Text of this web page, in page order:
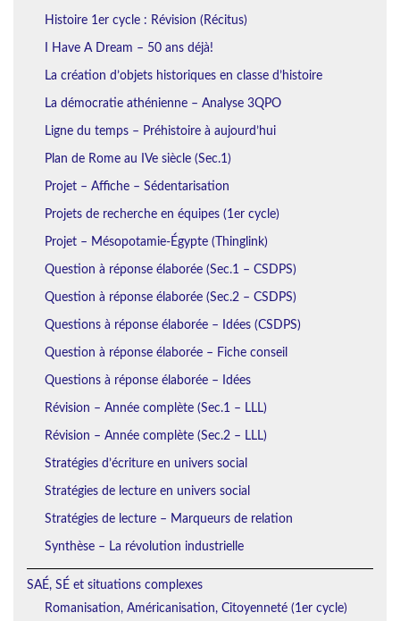
Histoire 1er cycle : Révision (Récitus)
I Have A Dream – 50 ans déjà!
La création d’objets historiques en classe d’histoire
La démocratie athénienne – Analyse 3QPO
Ligne du temps – Préhistoire à aujourd’hui
Plan de Rome au IVe siècle (Sec.1)
Projet – Affiche – Sédentarisation
Projets de recherche en équipes (1er cycle)
Projet – Mésopotamie-Égypte (Thinglink)
Question à réponse élaborée (Sec.1 – CSDPS)
Question à réponse élaborée (Sec.2 – CSDPS)
Questions à réponse élaborée – Idées (CSDPS)
Question à réponse élaborée – Fiche conseil
Questions à réponse élaborée – Idées
Révision – Année complète (Sec.1 – LLL)
Révision – Année complète (Sec.2 – LLL)
Stratégies d’écriture en univers social
Stratégies de lecture en univers social
Stratégies de lecture – Marqueurs de relation
Synthèse – La révolution industrielle
SAÉ, SÉ et situations complexes
Romanisation, Américanisation, Citoyenneté (1er cycle)